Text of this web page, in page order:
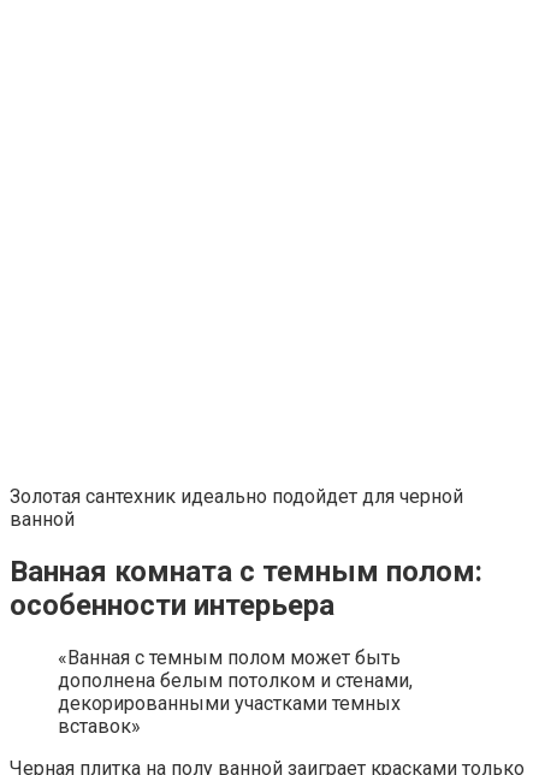
Золотая сантехник идеально подойдет для черной
ванной
Ванная комната с темным полом:
особенности интерьера
«Ванная с темным полом может быть
дополнена белым потолком и стенами,
декорированными участками темных
вставок»
Черная плитка на полу ванной заиграет красками только